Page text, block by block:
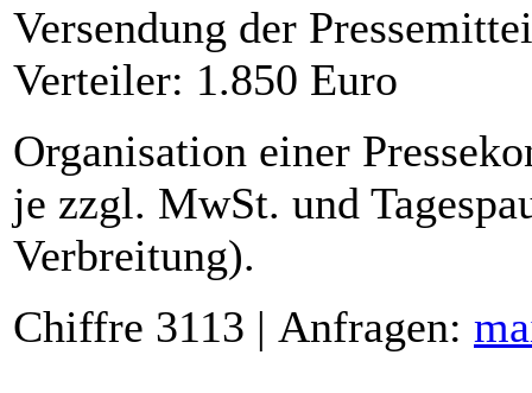
Versendung der
Verteiler: 1.850 Euro
Organisation einer
je zzgl. MwSt. und
Verbreitung).
Chiffre 3113 | Anfragen: